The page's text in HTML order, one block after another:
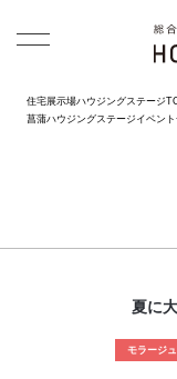
住宅展示場ハウジングステージ
菖蒲ハウジングステージイベン
夏に
モラージ